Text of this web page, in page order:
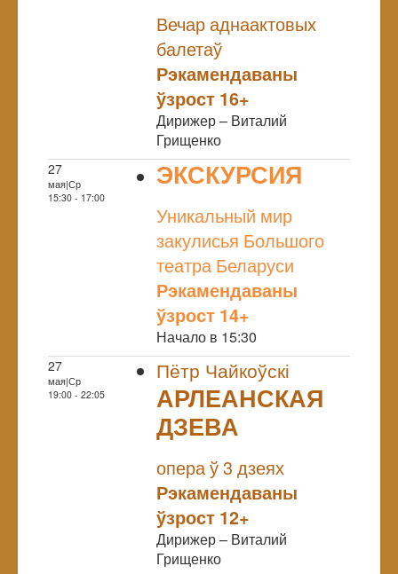
Вечар аднаактовых
балетаў
Рэкамендаваны
ўзрост 16+
Дирижер – Виталий
Грищенко
27
мая|Ср
15:30 - 17:00
ЭКСКУРСИЯ
Уникальный мир
закулисья Большого
театра Беларуси
Рэкамендаваны
ўзрост 14+
Начало в 15:30
27
мая|Ср
19:00 - 22:05
Пётр Чайкоўскі
АРЛЕАНСКАЯ
ДЗЕВА
опера ў 3 дзеях
Рэкамендаваны
ўзрост 12+
Дирижер – Виталий
Грищенко